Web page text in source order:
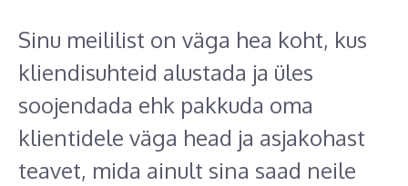
Sinu meililist on väga hea koht, kus
kliendisuhteid alustada ja üles
soojendada ehk pakkuda oma
klientidele väga head ja asjakohast
teavet, mida ainult sina saad neile